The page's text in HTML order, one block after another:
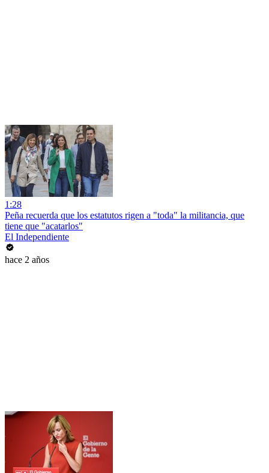
1:28
Peña recuerda que los estatutos rigen a "toda" la militancia, que
tiene que "acatarlos"
El Independiente
hace 2 años